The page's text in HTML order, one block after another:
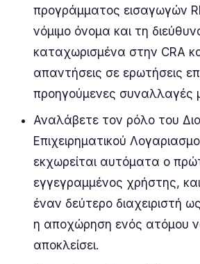
προγράμματος εισαγωγών
νόμιμο όνομα και τη
καταχωρισμένα στην CRA
απαντήσεις σε ερωτήσεις
προηγούμενες συναλλαγές
Αναλάβετε τον ρόλο του
Επιχειρηματικού
εκχωρείται αυτόματα ο
εγγεγραμμένος χρήστης,
έναν δεύτερο διαχειριστή
η αποχώρηση ενός ατόμου
αποκλείσει.